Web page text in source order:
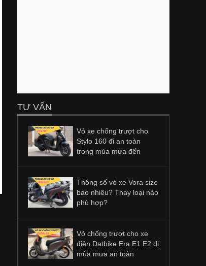
TƯ VẤN
Vỏ xe chống trượt cho
Stylo 160 đi an toàn
trong mùa mưa đến
Thông số vỏ xe Vora size
bao nhiêu? Thay loại nào
phù hợp?
Vỏ chống trượt cho xe
điện Datbike Era E1 E2 đi
mùa mưa an toàn